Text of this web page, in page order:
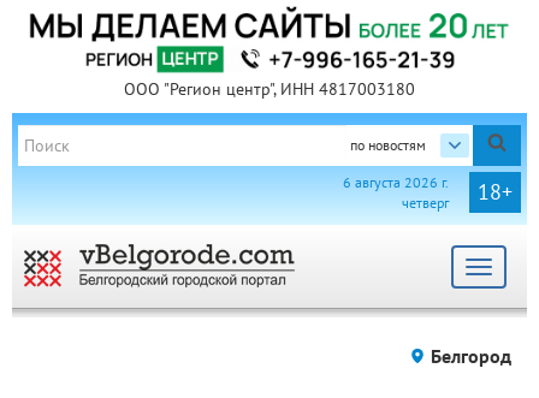
ООО "Регион центр", ИНН 4817003180
по новостям
18+
6 августа 2026 г.
четверг
Toggle
Белгород